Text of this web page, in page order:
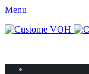
Menu